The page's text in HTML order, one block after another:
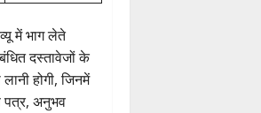
में भाग लेते
दस्तावेजों के
होगी, जिनमें
पत्र, अनुभव